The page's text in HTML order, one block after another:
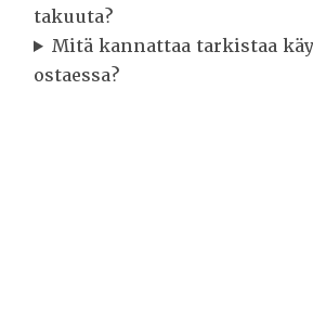
takuuta?
Mitä kannattaa tarkistaa
ostaessa?